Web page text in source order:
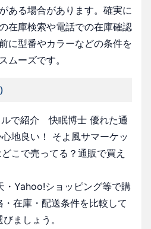
ある場合があります。確実に
在庫検索や電話での在庫確認
に型番やカラーなどの条件を
ムーズです。
ルで紹介 快眠博士 優れた通
地良い！ そよ風サマーケッ
こで売ってる？通販で買え
・Yahoo!ショッピング等で購
・在庫・配送条件を比較して
ましょう。